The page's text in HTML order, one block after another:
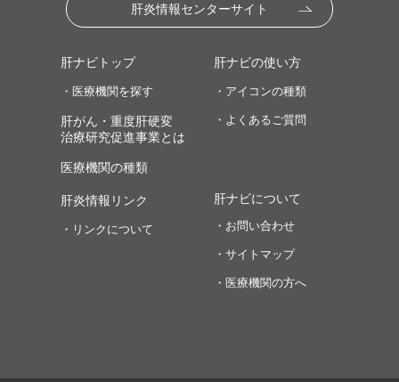
肝炎情報センターサイト
肝ナビトップ
・医療機関を探す
肝がん・重度肝硬変
治療研究促進事業とは
医療機関の種類
肝ナビの使い方
・アイコンの種類
・よくあるご質問
肝炎情報リンク
・リンクについて
肝ナビについて
・お問い合わせ
・サイトマップ
・医療機関の方へ